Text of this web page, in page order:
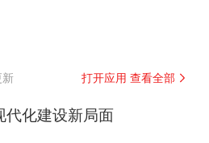
打开应用 查看全部
代化建设新局面